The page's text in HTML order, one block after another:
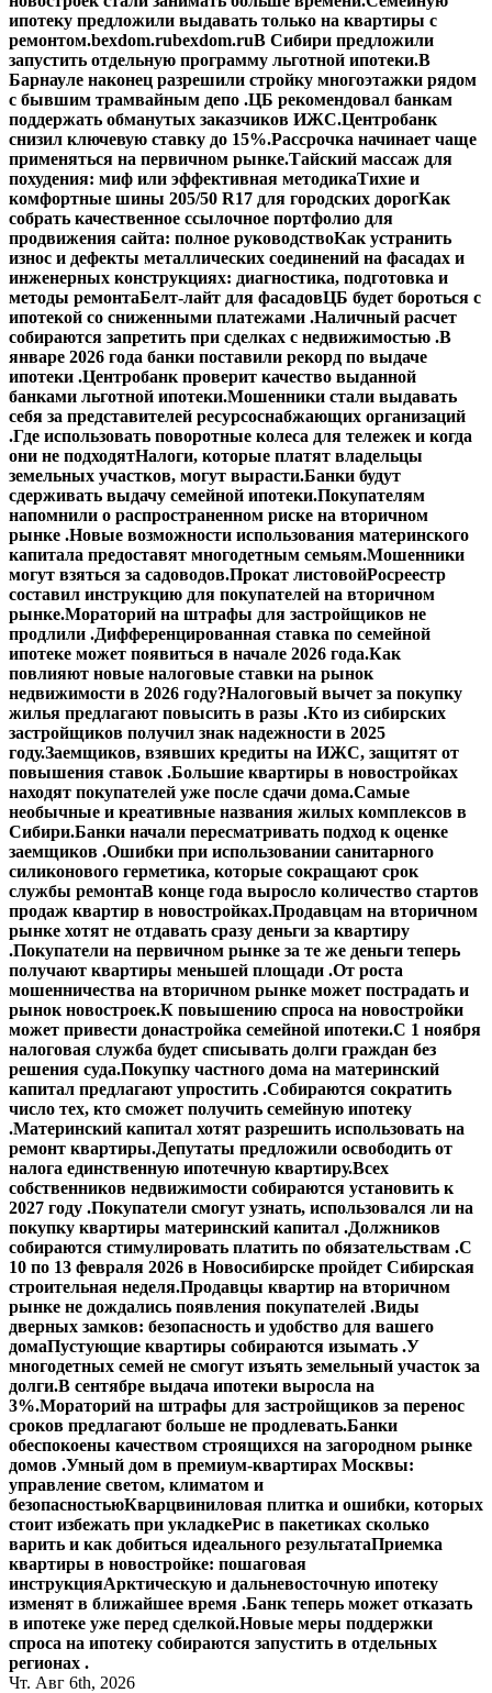
ипотеку предложили выдавать только на квартиры с
ремонтом.bexdom.rubexdom.ruВ Сибири предложили
запустить отдельную программу льготной ипотеки.В
Барнауле наконец разрешили стройку многоэтажки рядом
с бывшим трамвайным депо .ЦБ рекомендовал банкам
поддержать обманутых заказчиков ИЖС.Центробанк
снизил ключевую ставку до 15%.Рассрочка начинает чаще
применяться на первичном рынке.Тайский массаж для
похудения: миф или эффективная методикаТихие и
комфортные шины 205/50 R17 для городских дорогКак
собрать качественное ссылочное портфолио для
продвижения сайта: полное руководствоКак устранить
износ и дефекты металлических соединений на фасадах и
инженерных конструкциях: диагностика, подготовка и
методы ремонтаБелт-лайт для фасадовЦБ будет бороться с
ипотекой со сниженными платежами .Наличный расчет
собираются запретить при сделках с недвижимостью .В
январе 2026 года банки поставили рекорд по выдаче
ипотеки .Центробанк проверит качество выданной
банками льготной ипотеки.Мошенники стали выдавать
себя за представителей ресурсоснабжающих организаций
.Где использовать поворотные колеса для тележек и когда
они не подходятНалоги, которые платят владельцы
земельных участков, могут вырасти.Банки будут
сдерживать выдачу семейной ипотеки.Покупателям
напомнили о распространенном риске на вторичном
рынке .Новые возможности использования материнского
капитала предоставят многодетным семьям.Мошенники
могут взяться за садоводов.Прокат листовойРосреестр
составил инструкцию для покупателей на вторичном
рынке.Мораторий на штрафы для застройщиков не
продлили .Дифференцированная ставка по семейной
ипотеке может появиться в начале 2026 года.Как
повлияют новые налоговые ставки на рынок
недвижимости в 2026 году?Налоговый вычет за покупку
жилья предлагают повысить в разы .Кто из сибирских
застройщиков получил знак надежности в 2025
году.Заемщиков, взявших кредиты на ИЖС, защитят от
повышения ставок .Большие квартиры в новостройках
находят покупателей уже после сдачи дома.Самые
необычные и креативные названия жилых комплексов в
Сибири.Банки начали пересматривать подход к оценке
заемщиков .Ошибки при использовании санитарного
силиконового герметика, которые сокращают срок
службы ремонтаВ конце года выросло количество стартов
продаж квартир в новостройках.Продавцам на вторичном
рынке хотят не отдавать сразу деньги за квартиру
.Покупатели на первичном рынке за те же деньги теперь
получают квартиры меньшей площади .От роста
мошенничества на вторичном рынке может пострадать и
рынок новостроек.К повышению спроса на новостройки
может привести донастройка семейной ипотеки.С 1 ноября
налоговая служба будет списывать долги граждан без
решения суда.Покупку частного дома на материнский
капитал предлагают упростить .Собираются сократить
число тех, кто сможет получить семейную ипотеку
.Материнский капитал хотят разрешить использовать на
ремонт квартиры.Депутаты предложили освободить от
налога единственную ипотечную квартиру.Всех
собственников недвижимости собираются установить к
2027 году .Покупатели смогут узнать, использовался ли на
покупку квартиры материнский капитал .Должников
собираются стимулировать платить по обязательствам .С
10 по 13 февраля 2026 в Новосибирске пройдет Сибирская
строительная неделя.Продавцы квартир на вторичном
рынке не дождались появления покупателей .Виды
дверных замков: безопасность и удобство для вашего
домаПустующие квартиры собираются изымать .У
многодетных семей не смогут изъять земельный участок за
долги.В сентябре выдача ипотеки выросла на
3%.Мораторий на штрафы для застройщиков за перенос
сроков предлагают больше не продлевать.Банки
обеспокоены качеством строящихся на загородном рынке
домов .Умный дом в премиум-квартирах Москвы:
управление светом, климатом и
безопасностьюКварцвиниловая плитка и ошибки, которых
стоит избежать при укладкеРис в пакетиках сколько
варить и как добиться идеального результатаПриемка
квартиры в новостройке: пошаговая
инструкцияАрктическую и дальневосточную ипотеку
изменят в ближайшее время .Банк теперь может отказать
в ипотеке уже перед сделкой.Новые меры поддержки
спроса на ипотеку собираются запустить в отдельных
регионах .
Чт. Авг 6th, 2026